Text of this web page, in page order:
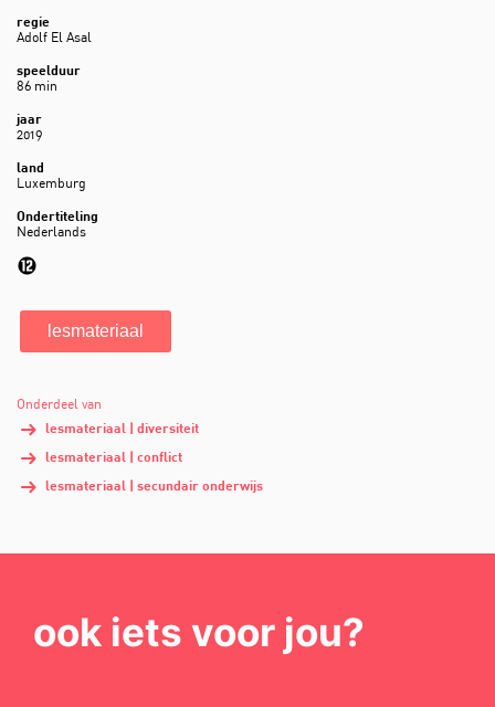
regie
Adolf El Asal
speelduur
86 min
jaar
2019
land
Luxemburg
Ondertiteling
Nederlands
lesmateriaal
Onderdeel van
lesmateriaal | diversiteit
lesmateriaal | conflict
lesmateriaal | secundair onderwijs
ook iets voor jou?